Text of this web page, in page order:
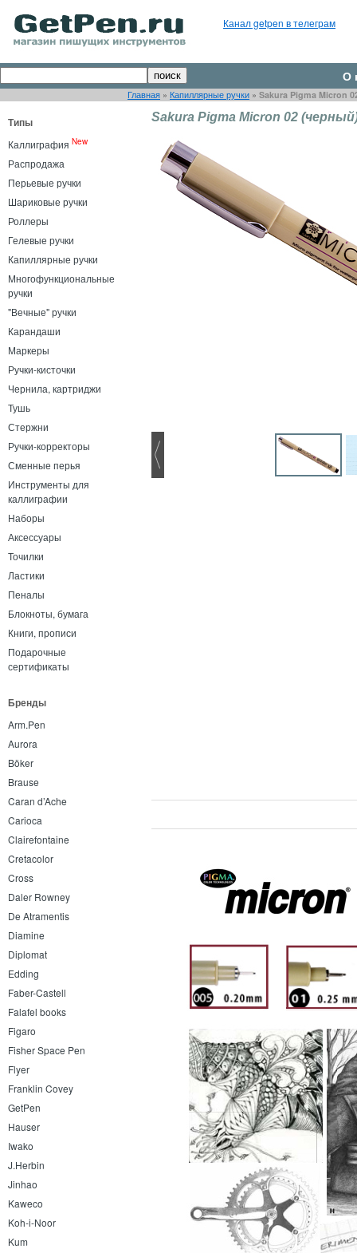
Канал getpen в телеграм
О
Главная » Капиллярные ручки » Sakura Pigma Micron
Типы
Каллиграфия New
Распродажа
Перьевые ручки
Шариковые ручки
Роллеры
Гелевые ручки
Капиллярные ручки
Многофункциональные
ручки
"Вечные" ручки
Карандаши
Маркеры
Ручки-кисточки
Чернила, картриджи
Тушь
Стержни
Ручки-корректоры
Сменные перья
Инструменты для
каллиграфии
Наборы
Аксессуары
Точилки
Ластики
Пеналы
Блокноты, бумага
Книги, прописи
Подарочные
сертификаты
Бренды
Arm.Pen
Aurora
Böker
Brause
Caran d’Ache
Carioca
Clairefontaine
Cretacolor
Cross
Daler Rowney
De Atramentis
Diamine
Diplomat
Edding
Faber-Castell
Falafel books
Figaro
Fisher Space Pen
Flyer
Franklin Covey
GetPen
Hauser
Iwako
J.Herbin
Jinhao
Kaweco
Koh-i-Noor
Kum
Sakura Pigma Micron 02